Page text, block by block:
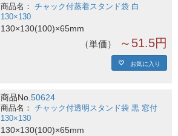
チャック付蒸着スタンド袋 白
130×130
130×130(100)×65mm
単価 ～51.5円
お気に入り
商品No.50624
チャック付透明スタンド袋 黒 窓付
130×130
130×130(100)×65mm